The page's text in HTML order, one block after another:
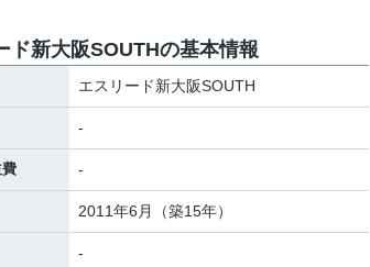
ド新大阪SOUTHの基本情報
エスリード新大阪SOUTH
-
-
2011年6月（築15年）
-